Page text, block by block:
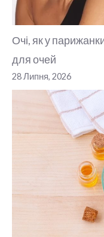
Очі, як у
для очей
28 Липня, 2026